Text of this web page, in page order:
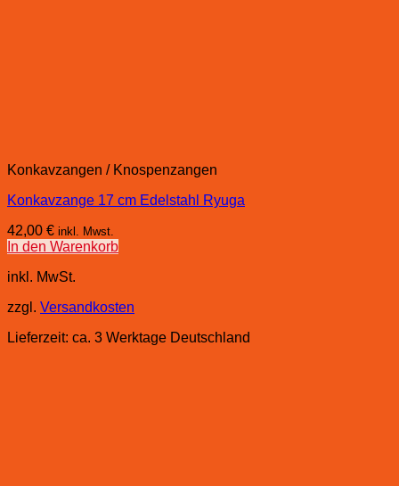
Konkavzangen / Knospenzangen
Konkavzange 17 cm Edelstahl Ryuga
42,00 € inkl. Mwst.
In den Warenkorb
inkl. MwSt.
zzgl. Versandkosten
Lieferzeit: ca. 3 Werktage Deutschland